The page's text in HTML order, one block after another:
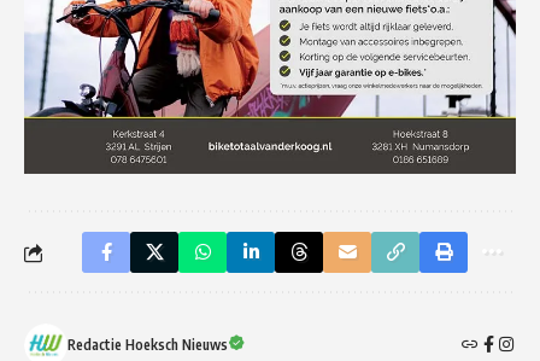
Redactie Hoeksch Nieuws